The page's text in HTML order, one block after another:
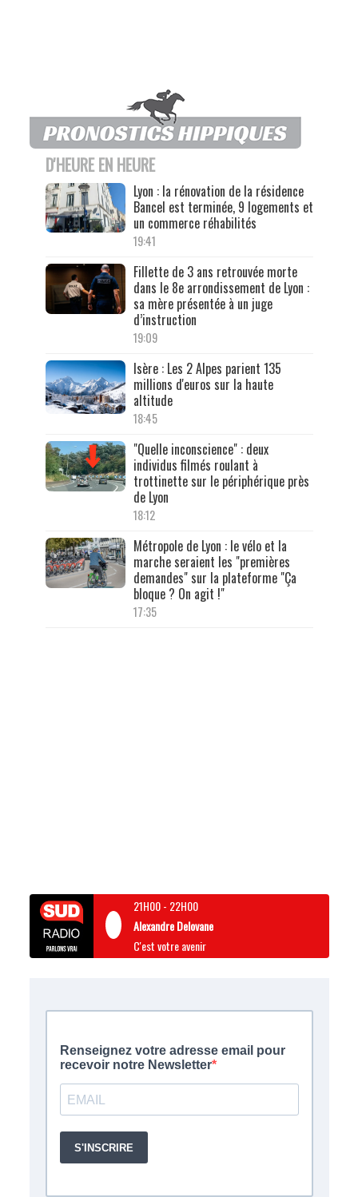
D'HEURE EN HEURE
Lyon : la rénovation de la résidence
Bancel est terminée, 9 logements et
un commerce réhabilités
19:41
Fillette de 3 ans retrouvée morte
dans le 8e arrondissement de Lyon :
sa mère présentée à un juge
d’instruction
19:09
Isère : Les 2 Alpes parient 135
millions d'euros sur la haute
altitude
18:45
"Quelle inconscience" : deux
individus filmés roulant à
trottinette sur le périphérique près
de Lyon
18:12
Métropole de Lyon : le vélo et la
marche seraient les "premières
demandes" sur la plateforme "Ça
bloque ? On agit !"
17:35
21H00- 22H00
Alexandre Delovane
C'est votre avenir